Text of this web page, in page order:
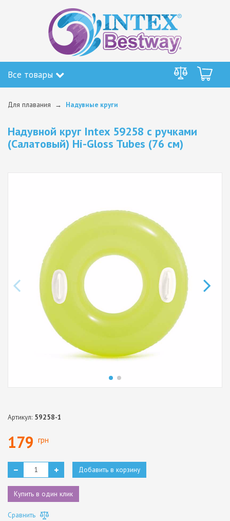
Все товары
Для плавания Надувные круги
Надувной круг Intex 59258 с ручками
(Салатовый) Hi-Gloss Tubes (76 см)
Артикул: 59258-1
179 грн
Добавить в корзину
Купить в один клик
Сравнить